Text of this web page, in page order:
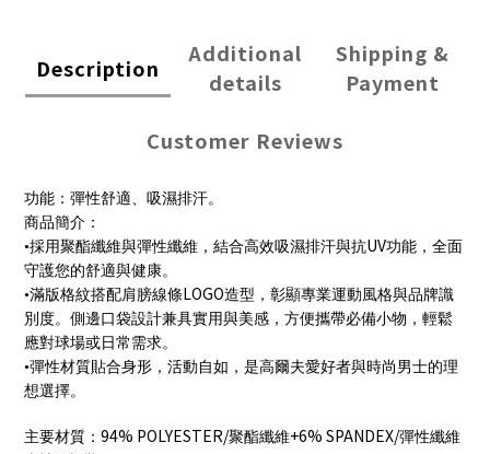
Description
Additional
details
Shipping &
Payment
Customer Reviews
功能：彈性舒適、吸濕排汗。
商品簡介：
•採用聚酯纖維與彈性纖維，結合高效吸濕排汗與抗UV功能，全面
守護您的舒適與健康。
•滿版格紋搭配肩膀線條LOGO造型，彰顯專業運動風格與品牌識
別度。側邊口袋設計兼具實用與美感，方便攜帶必備小物，輕鬆
應對球場或日常需求。
•彈性材質貼合身形，活動自如，是高爾夫愛好者與時尚男士的理
想選擇。
主要材質： 94% POLYESTER/聚酯纖維+6% SPANDEX/彈性纖維